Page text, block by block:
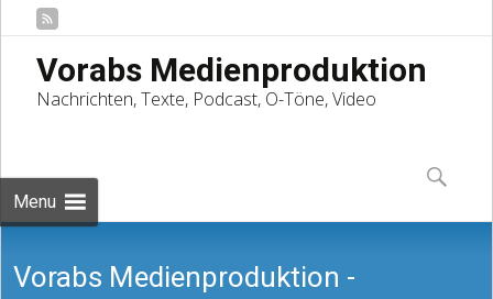
Vorabs Medienproduktion
Nachrichten, Texte, Podcast, O-Töne, Video
Menu
to
content
Suchen
nach:
Vorabs Medienproduktion -